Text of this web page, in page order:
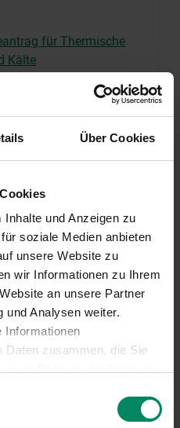
Über Cookies
und Anzeigen zu
soziale Medien anbieten
unsere Website zu
wir Informationen zu Ihrem
an unsere Partner
und Analysen weiter.
Informationen
Daten zusammen, die Sie
für Thermische
Kälte
für Kommunale
des MRM
Kreditinstituts
Antragstellung
Projekt (E-